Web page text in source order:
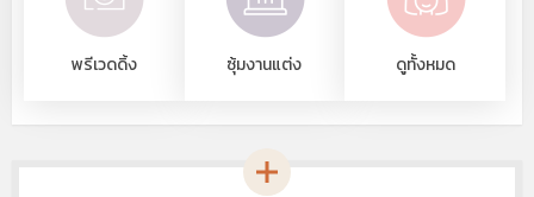
พรีเวดดิ้ง ซุ้มงานแต่ง ดูทั้งหมด